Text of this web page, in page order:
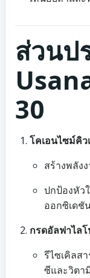
ส่วนป
30
โคเอนไซม์คิ
สร้างพลัง
ปกป้องหัว
ออกซิเดชั
กรดอัลฟาไล
รีไซเคิลส
ซีและวิตา